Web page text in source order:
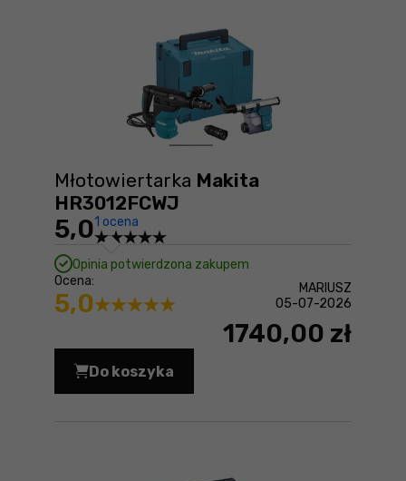
Młotowiertarka Makita
HR3012FCWJ
5,01 ocena
Opinia potwierdzona zakupem
Ocena:
5,0
MARIUSZ
05-07-2026
1740,00 zł
Do koszyka
Młotowiertarka Makita HR3012FCWJ